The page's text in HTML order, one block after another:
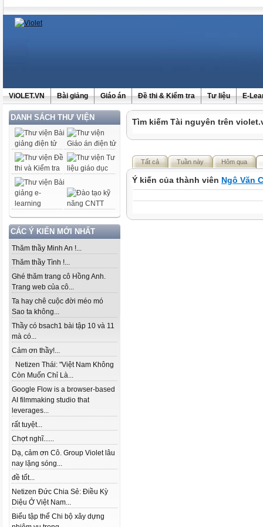
ViOLET.VN Bài giảng Giáo án Đề thi & Kiểm tra Tư liệu E-
DANH SÁCH THƯ VIỆN
CÁC Ý KIẾN MỚI NHẤT
Thăm thầy Minh An !...
Thăm thầy Tình !...
Ghé thăm trang cô Hồng Anh.
Trang web của cô...
Ta hay chê cuộc đời méo mó
Sao ta không...
Thầy có bsach1 bài tập 10 và 11
mà có...
Cảm ơn thầy!...
Netizen Thái: "Việt Nam Không
Còn Muốn Chỉ Là...
Google Flow is a browser-based
AI filmmaking studio that
leverages...
rất tuyệt...
Chợt nghĩ......
Dạ, cảm ơn Cô. Group Violet lâu
nay lặng sóng...
đề tốt...
Netizen Đức Chia Sẻ: Điều Kỳ
Diệu Ở Việt Nam...
Biểu tập thể Chi bộ xây dựng
Tìm kiếm Tài nguyên trên
Tất cả Tuần này Hôm qua
Ý kiến của thành viên Ngô Văn